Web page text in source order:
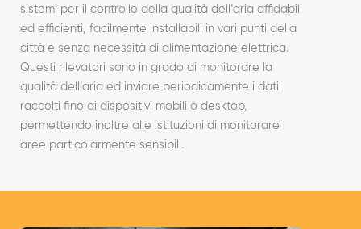
sistemi per il controllo della qualità dell’aria affidabili
ed efficienti, facilmente installabili in vari punti della
città e senza necessità di alimentazione elettrica.
Questi rilevatori sono in grado di monitorare la
qualità dell’aria ed inviare periodicamente i dati
raccolti fino ai dispositivi mobili o desktop,
permettendo inoltre alle istituzioni di monitorare
aree particolarmente sensibili.